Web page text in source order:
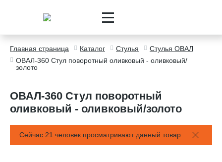
Главная страница Каталог Стулья
Стулья ОВАЛ
ОВАЛ-360 Стул поворотный оливковый - оливковый/
золото
ОВАЛ-360 Стул поворотный
оливковый - оливковый/золото
Сейчас 21 человек просматривают данный товар